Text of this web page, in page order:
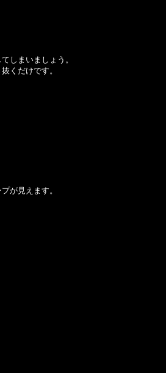
しまいましょう。
くだけです。
が見えます。